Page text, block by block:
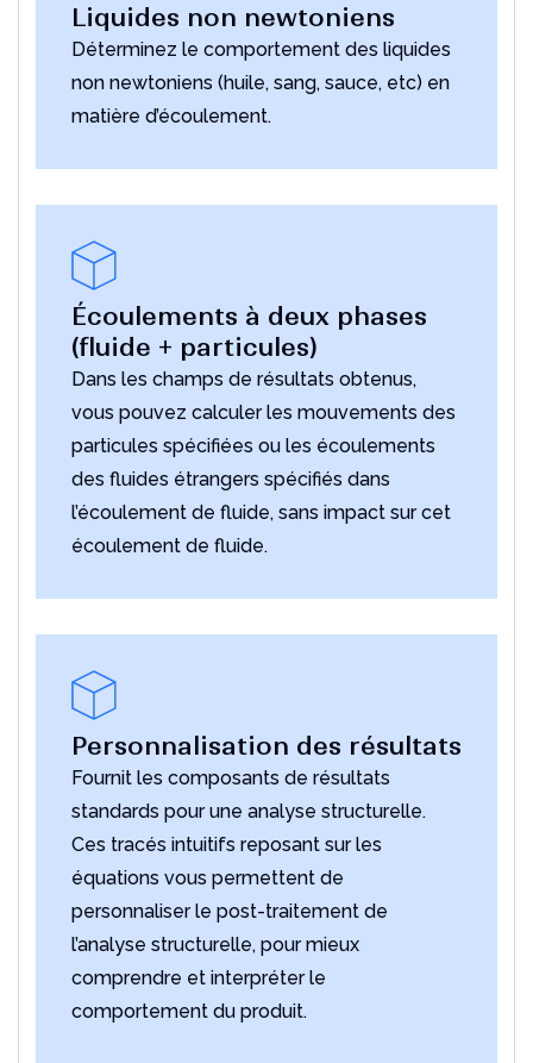
Liquides non newtoniens
Déterminez le comportement des liquides
non newtoniens (huile, sang, sauce, etc) en
matière d’écoulement.
Écoulements à deux phases
(fluide + particules)
Dans les champs de résultats obtenus,
vous pouvez calculer les mouvements des
particules spécifiées ou les écoulements
des fluides étrangers spécifiés dans
l’écoulement de fluide, sans impact sur cet
écoulement de fluide.
Personnalisation des résultats
Fournit les composants de résultats
standards pour une analyse structurelle.
Ces tracés intuitifs reposant sur les
équations vous permettent de
personnaliser le post-traitement de
l’analyse structurelle, pour mieux
comprendre et interpréter le
comportement du produit.